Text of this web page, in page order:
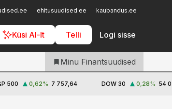
ehitusuudised.ee kaubandus.ee
Küsi AI-lt Telli Logi sisse
Iseteenindus
Telli Finantsuudised
Minu Finantsuudised
500 0,62% 7 757,64 DOW 30 0,28% 54